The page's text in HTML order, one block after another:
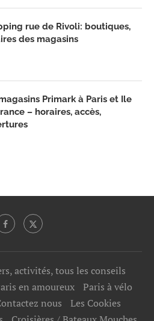
rue de Rivoli: boutiques,
des magasins
Primark à Paris et Ile
– horaires, accès,
activités, tous les conseils
en amoureux
Paris à vélo
nous
Les Cookies